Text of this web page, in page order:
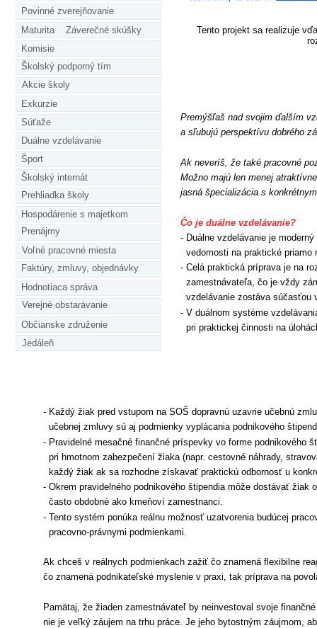
Premýšľaš nad svojim ďalším
a sľubujú perspektívu dobrého
Ak neveríš, že také pracovné
Možno majú len menej
jasná špecializácia s
Čo je duálne vzdelávanie?
- Duálne vzdelávanie je
vedomosti na praktické
- Celá praktická príprava je na
zamestnávateľa, čo je vždy
vzdelávanie zostáva
- V duálnom systéme
pri praktickej činnosti na
Tento projekt sa realizuje
- Každý žiak pred vstupom na SOŠ dopravnú uzavrie učebnú
učebnej zmluvy sú aj podmienky vyplácania podnikového
- Pravidelné mesačné finančné príspevky vo forme
pri hmotnom zabezpečení žiaka (napr. cestovné náhrady,
každý žiak ak sa rozhodne získavať praktickú odbornosť u
- Okrem pravidelného podnikového štipendia môže dostávať
  často obdobné ako kmeňoví zamestnanci.
- Tento systém ponúka reálnu možnosť uzatvorenia budúcej
  pracovno-právnymi podmienkami.
Ak chceš v reálnych podmienkach zažiť čo znamená flexibilne
čo znamená podnikateľské myslenie v praxi, tak príprava na
Pamätaj, že žiaden zamestnávateľ by neinvestoval svoje
nie je veľký záujem na trhu práce. Je jeho bytostným záujmom,
Povinné zverejňovanie
Maturita    Záverečné skúšky
Hodnotiaca správa
Verejné obstarávanie
Prehliadka školy
Šport
Školský internát
Komisie
Školský podporný tím
Občianske združenie
Prenájmy
Jedáleň
Faktúry, zmluvy, objednávky
Duálne vzdelávanie
Exkurzie
Súťaže
Voľné pracovné miesta
Akcie školy
Hospodárenie s majetkom